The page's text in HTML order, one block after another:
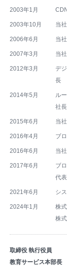
2003年1月
2003年10月 当
2006年6月 当
2007年3月 当
2012年3月
デ
長
2014年5月
ル
社長
2015年6月 当
2016年4月 ブ
2016年6月 当
2017年6月
ブ
代
2021年6月 シ
2024年1月
株
株
取締役 執行役員
教育サービス本部長